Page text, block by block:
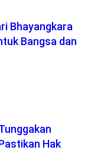
Bhayangkara
Bangsa dan
Hak